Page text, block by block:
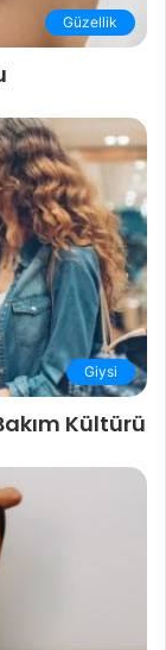
Güzellik
Giysi
Kültürü